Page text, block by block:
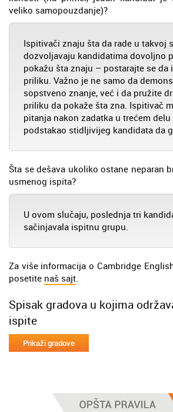
veliko samopouzdanje)?
Ispitivači znaju šta da rade u takvoj
dozvoljavaju kandidatima dovoljno
pokažu šta znaju – postarajte se da
priliku. Važno je ne samo da
sopstveno znanje, već i da pružite
priliku da pokaže šta zna. Ispitivač
pitanja nakon zadatka u trećem delu
podstakao stidljivijeg kandidata da
Šta se dešava ukoliko ostane neparan
usmenog ispita?
U ovom slučaju, poslednja tri
sačinjavala ispitnu grupu.
Za više informacija o Cambridge
posetite naš sajt.
Spisak gradova u kojima
ispite